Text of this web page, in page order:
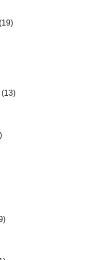
(19)
(13)